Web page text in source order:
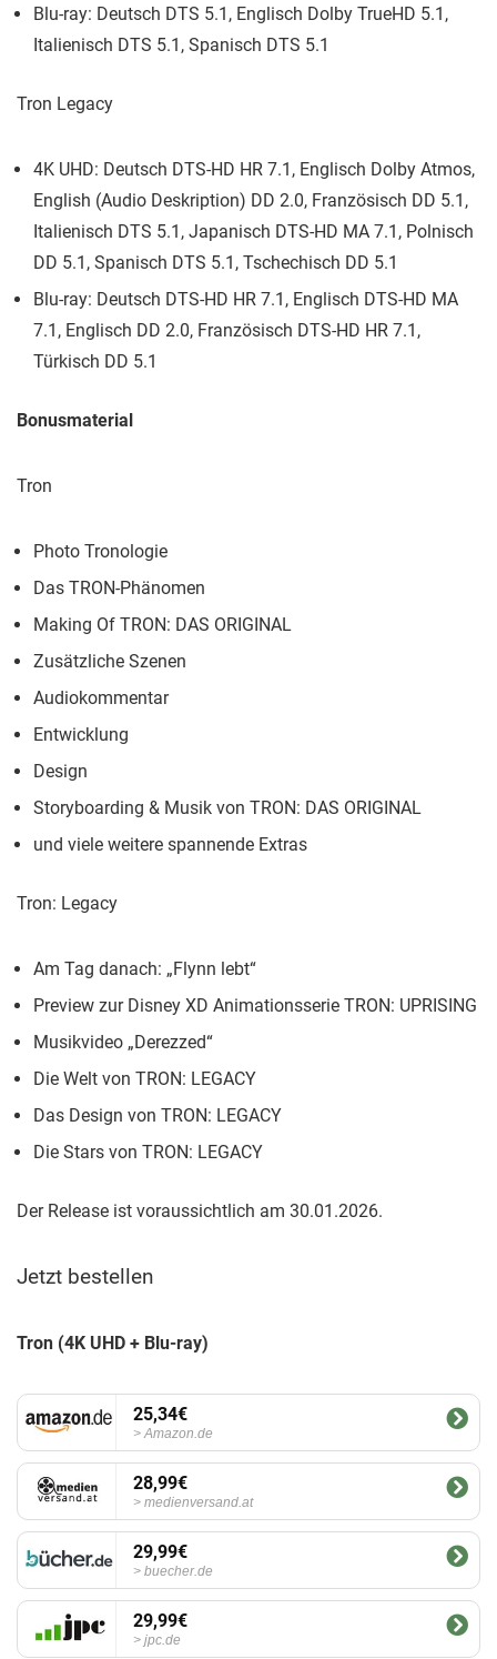
Blu-ray: Deutsch DTS 5.1, Englisch Dolby TrueHD 5.1,
Italienisch DTS 5.1, Spanisch DTS 5.1
Tron Legacy
4K UHD: Deutsch DTS-HD HR 7.1, Englisch Dolby Atmos,
English (Audio Deskription) DD 2.0, Französisch DD 5.1,
Italienisch DTS 5.1, Japanisch DTS-HD MA 7.1, Polnisch
DD 5.1, Spanisch DTS 5.1, Tschechisch DD 5.1
Blu-ray: Deutsch DTS-HD HR 7.1, Englisch DTS-HD MA
7.1, Englisch DD 2.0, Französisch DTS-HD HR 7.1,
Türkisch DD 5.1
Bonusmaterial
Tron
Photo Tronologie
Das TRON-Phänomen
Making Of TRON: DAS ORIGINAL
Zusätzliche Szenen
Audiokommentar
Entwicklung
Design
Storyboarding & Musik von TRON: DAS ORIGINAL
und viele weitere spannende Extras
Tron: Legacy
Am Tag danach: „Flynn lebt“
Preview zur Disney XD Animationsserie TRON: UPRISING
Musikvideo „Derezzed“
Die Welt von TRON: LEGACY
Das Design von TRON: LEGACY
Die Stars von TRON: LEGACY
Der Release ist voraussichtlich am 30.01.2026.
Jetzt bestellen
Tron (4K UHD + Blu-ray)
25,34€
Amazon.de
28,99€
medienversand.at
29,99€
buecher.de
29,99€
jpc.de